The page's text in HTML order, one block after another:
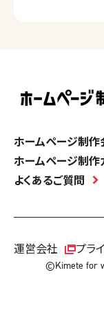
ホームページ制作
ホームページ制作
よくあるご質問
運営会社 プラ
©Kimete for